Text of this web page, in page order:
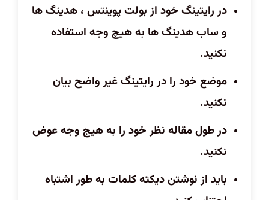
در رایتینگ خود از بولت پوینتس ، هدینگ ها
و ساب هدینگ ها به هیچ وجه استفاده
نکنید.
موضع خود را در رایتینگ غیر واضح بیان
نکنید.
در طول مقاله نظر خود را به هیج وجه عوض
نکنید.
باید از نوشتن دیکته کلمات به طور اشتباه